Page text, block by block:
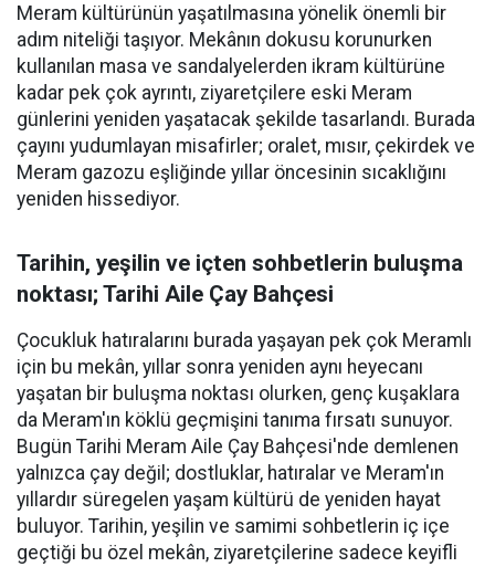
Meram kültürünün yaşatılmasına yönelik önemli bir
adım niteliği taşıyor. Mekânın dokusu korunurken
kullanılan masa ve sandalyelerden ikram kültürüne
kadar pek çok ayrıntı, ziyaretçilere eski Meram
günlerini yeniden yaşatacak şekilde tasarlandı. Burada
çayını yudumlayan misafirler; oralet, mısır, çekirdek ve
Meram gazozu eşliğinde yıllar öncesinin sıcaklığını
yeniden hissediyor.
Tarihin, yeşilin ve içten sohbetlerin buluşma
noktası; Tarihi Aile Çay Bahçesi
Çocukluk hatıralarını burada yaşayan pek çok Meramlı
için bu mekân, yıllar sonra yeniden aynı heyecanı
yaşatan bir buluşma noktası olurken, genç kuşaklara
da Meram'ın köklü geçmişini tanıma fırsatı sunuyor.
Bugün Tarihi Meram Aile Çay Bahçesi'nde demlenen
yalnızca çay değil; dostluklar, hatıralar ve Meram'ın
yıllardır süregelen yaşam kültürü de yeniden hayat
buluyor. Tarihin, yeşilin ve samimi sohbetlerin iç içe
geçtiği bu özel mekân, ziyaretçilerine sadece keyifli